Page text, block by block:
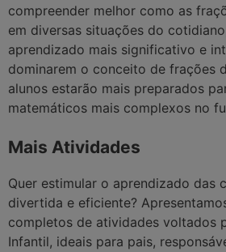
compreender melhor como as
em diversas situações do
aprendizado mais significativo e
dominarem o conceito de frações
alunos estarão mais preparados
matemáticos mais complexos no
Mais Atividades
Quer estimular o aprendizado das
divertida e eficiente?
completos de atividades voltados
Infantil, ideais para pais,